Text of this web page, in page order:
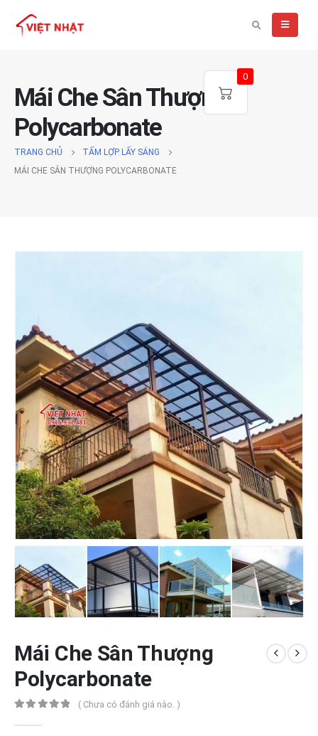
Mái Che Sân Thượng
Polycarbonate
TRANG CHỦ
TẤM LỢP LẤY SÁNG
MÁI CHE SÂN THƯỢNG POLYCARBONATE
Mái Che Sân Thượng
Polycarbonate
( Chưa có đánh giá nào. )
0